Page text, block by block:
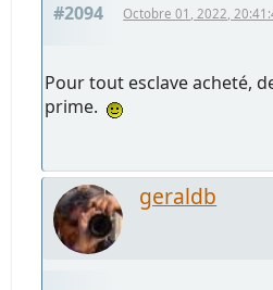
#2094 Octobre 01, 2022,
Pour tout esclave acheté,
prime.
geraldb